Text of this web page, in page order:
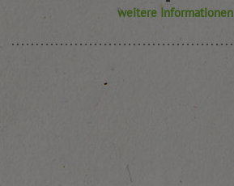
weitere Informationen